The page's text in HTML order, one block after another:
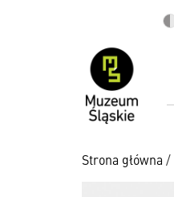
Strona główna /